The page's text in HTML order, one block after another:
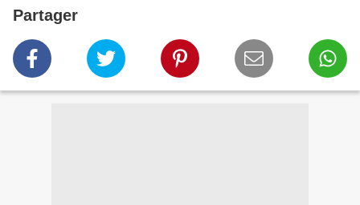
Partager